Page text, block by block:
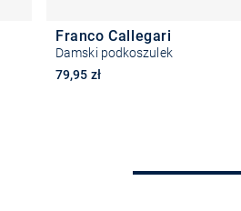
Franco Callegari
Damski podkoszulek
79,95 zł
Wybierz rozmiar